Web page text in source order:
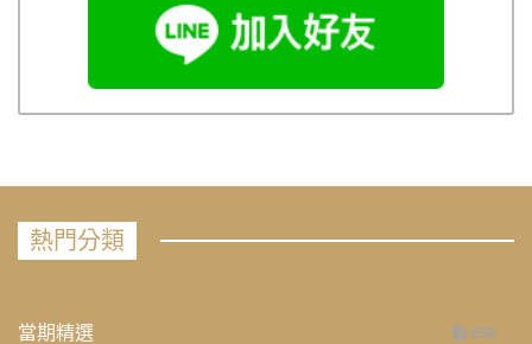
熱門分類
當期精選 658